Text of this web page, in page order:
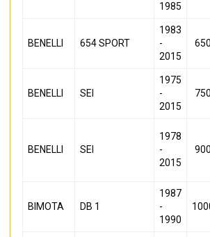
1985
BENELLI 654 SPORT
1983
-
2015
650
BENELLI SEI
1975
-
2015
750
BENELLI SEI
1978
-
2015
900
BIMOTA DB 1
1987
-
1990